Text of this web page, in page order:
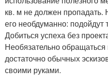
кв. м не должен пропадать.
его необдуманно:
Добиться успеха без
Необязательно
достаточно обычных
своими руками.